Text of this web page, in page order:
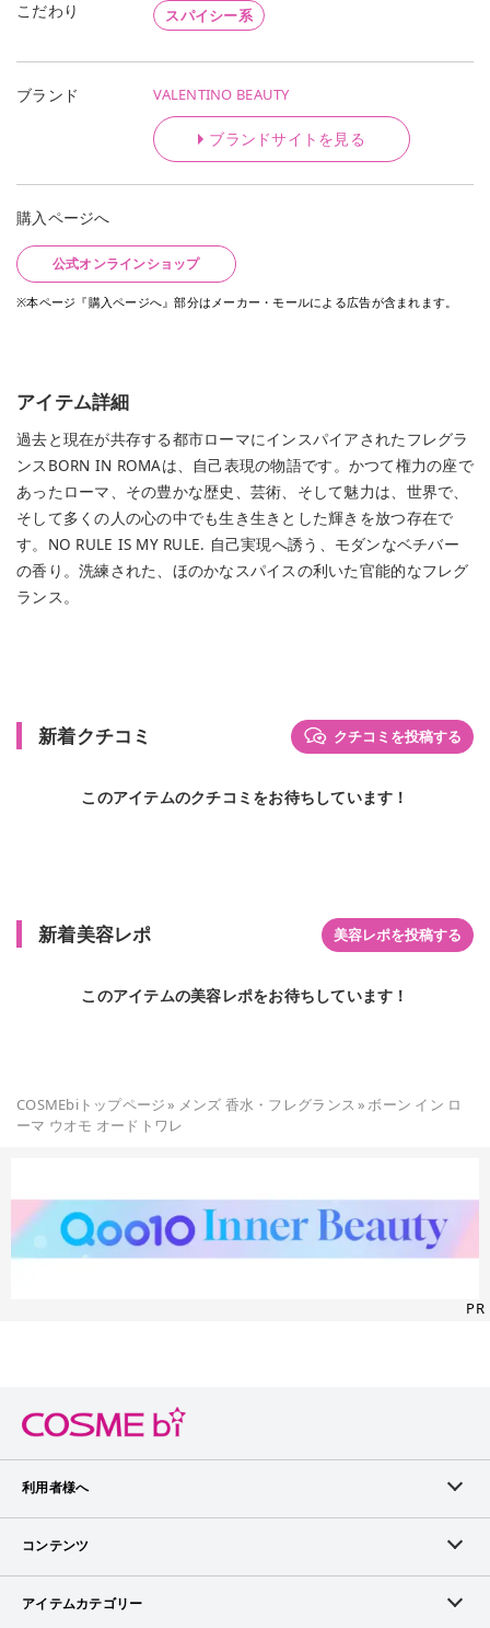
こだわり スパイシー系
ブランド VALENTINO BEAUTY
ブランドサイトを見る
購入ページへ
公式オンラインショップ
※本ページ『購入ページへ』部分はメーカー・モールによる広告が含まれます。
アイテム詳細
過去と現在が共存する都市ローマにインスパイアされたフレグラ
ンスBORN IN ROMAは、自己表現の物語です。かつて権力の座で
あったローマ、その豊かな歴史、芸術、そして魅力は、世界で、
そして多くの人の心の中でも生き生きとした輝きを放つ存在で
す。NO RULE IS MY RULE. 自己実現へ誘う、モダンなベチバー
の香り。洗練された、ほのかなスパイスの利いた官能的なフレグ
ランス。
新着クチコミ クチコミを投稿する
このアイテムのクチコミをお待ちしています！
新着美容レポ 美容レポを投稿する
このアイテムの美容レポをお待ちしています！
COSMEbiトップページ» メンズ 香水・フレグランス »ボーン イン ロ
ーマ ウオモ オードトワレ
PR
利用者様へ
メンバーログイン
コンテンツ
ランキング
アイテムカテゴリー